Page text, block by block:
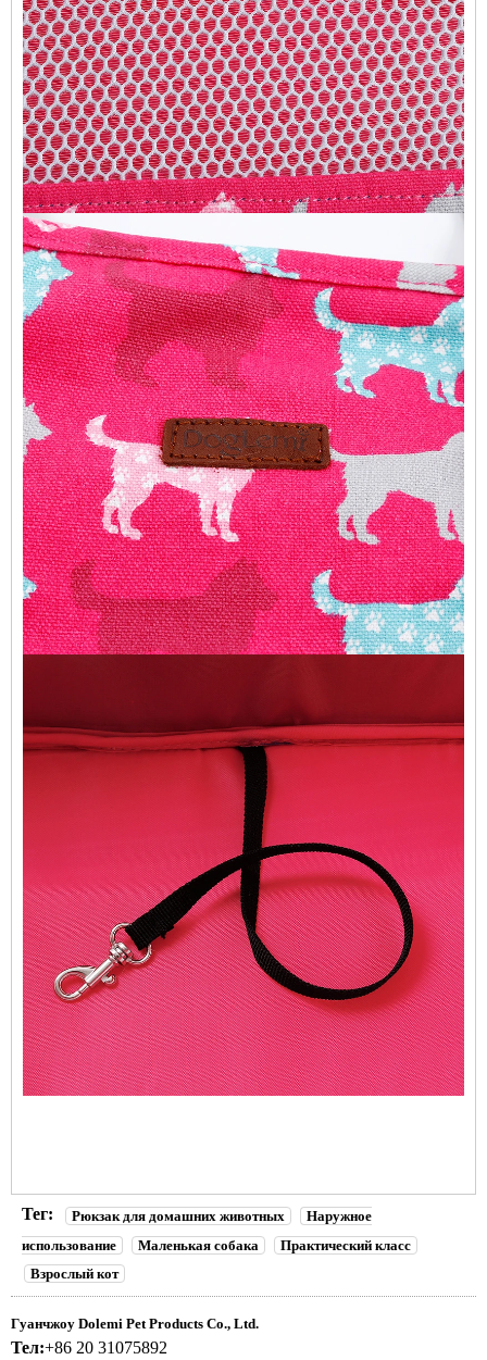
Тег: Рюкзак для домашних животных
Наружное
использование
Маленькая собака
Практический класс
Взрослый кот
Гуанчжоу Dolemi Pet Products Co., Ltd.
Тел:+86 20 31075892